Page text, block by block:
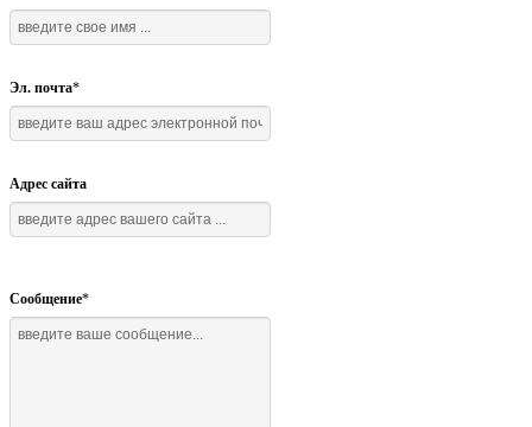
Эл. почта*
Адрес сайта
Сообщение*